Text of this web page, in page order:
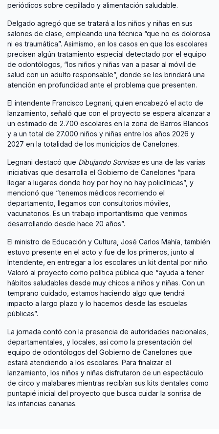
periódicos sobre cepillado y alimentación saludable.
Delgado agregó que se tratará a los niños y niñas en sus
salones de clase, empleando una técnica “que no es dolorosa
ni es traumática”. Asimismo, en los casos en que los escolares
precisen algún tratamiento especial detectado por el equipo
de odontólogos, “los niños y niñas van a pasar al móvil de
salud con un adulto responsable”, donde se les brindará una
atención en profundidad ante el problema que presenten.
El intendente Francisco Legnani, quien encabezó el acto de
lanzamiento, señaló que con el proyecto se espera alcanzar a
un estimado de 2.700 escolares en la zona de Barros Blancos
y a un total de 27.000 niños y niñas entre los años 2026 y
2027 en la totalidad de los municipios de Canelones.
Legnani destacó que Dibujando Sonrisases una de las varias
iniciativas que desarrolla el Gobierno de Canelones “para
llegar a lugares donde hoy por hoy no hay policlínicas”, y
mencionó que “tenemos médicos recorriendo el
departamento, llegamos con consultorios móviles,
vacunatorios. Es un trabajo importantísimo que venimos
desarrollando desde hace 20 años”.
El ministro de Educación y Cultura, José Carlos Mahía, también
estuvo presente en el acto y fue de los primeros, junto al
Intendente, en entregar a los escolares un kit dental por niño.
Valoró al proyecto como política pública que “ayuda a tener
hábitos saludables desde muy chicos a niños y niñas. Con un
temprano cuidado, estamos haciendo algo que tendrá
impacto a largo plazo y lo hacemos desde las escuelas
públicas”.
La jornada contó con la presencia de autoridades nacionales,
departamentales, y locales, así como la presentación del
equipo de odontólogos del Gobierno de Canelones que
estará atendiendo a los escolares. Para finalizar el
lanzamiento, los niños y niñas disfrutaron de un espectáculo
de circo y malabares mientras recibían sus kits dentales como
puntapié inicial del proyecto que busca cuidar la sonrisa de
las infancias canarias.